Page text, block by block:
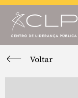
Voltar